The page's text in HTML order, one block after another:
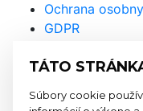
Ochrana
GDPR
Prihláste
newslettra
TÁTO
Súbory cookie